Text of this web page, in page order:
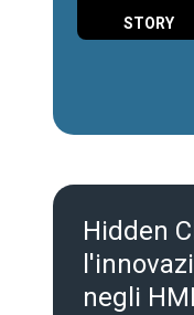
STORY
Hidden
negli HMI